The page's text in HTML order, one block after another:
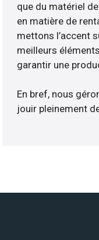
que du matériel
en matière de
mettons l’accent
meilleurs
garantir une
En bref, nous
jouir pleinement